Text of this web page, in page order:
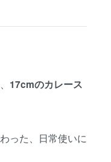
17cmのカレース
った、日常使いに